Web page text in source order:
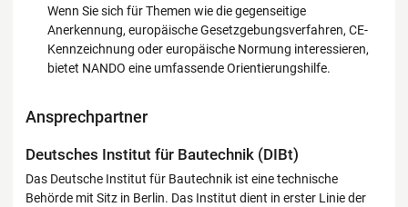
Wenn Sie sich für Themen wie die gegenseitige
Anerkennung, europäische Gesetzgebungsverfahren, CE-
Kennzeichnung oder europäische Normung interessieren,
bietet NANDO eine umfassende Orientierungshilfe.
Ansprechpartner
Deutsches Institut für Bautechnik (DIBt)
Das Deutsche Institut für Bautechnik ist eine technische
Behörde mit Sitz in Berlin. Das Institut dient in erster Linie der